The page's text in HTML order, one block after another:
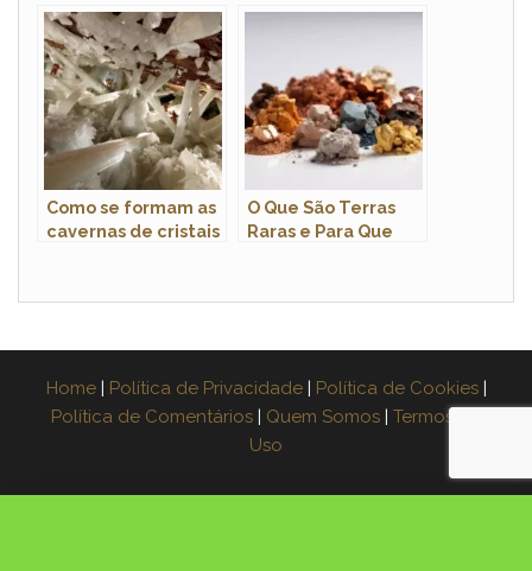
verdes e saudáveis
Como se formam as
cavernas de cristais
O Que São Terras
Raras e Para Que
Home Política de Privacidade Política de Cookies
Política de Comentários
Quem Somos
Termos de
Uso